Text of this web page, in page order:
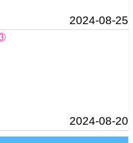
2024-08-25
2024-08-20